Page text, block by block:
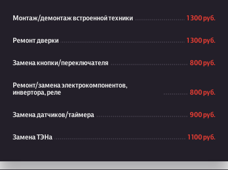
Монтаж/демонтаж встроенной техники 1 300 руб.
Ремонт дверки 1 300 руб.
Замена кнопки/переключателя 800 руб.
Ремонт/замена электрокомпонентов,
инвертора, реле
800 руб.
Замена датчиков/таймера 900 руб.
Замена ТЭНа 1 100 руб.